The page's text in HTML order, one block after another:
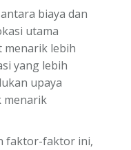
biaya dan
utama
menarik lebih
yang lebih
upaya
menarik
faktor-faktor ini,